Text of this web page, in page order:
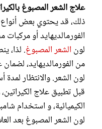
علاج الشعر المصبوغ
ذلك، قد يحتوي بعض أنواع
الفورمالديهايد أو
لون الشعر المصبوغ. لذا،
من الفورمالديهايد، لضمان
لون الشعر. والانتظار
قبل تطبيق علاج
الكيميائية، و استخدام
لون الشعر المصبوغ بعد